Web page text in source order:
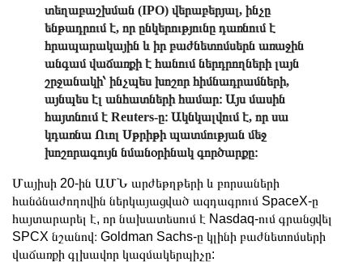
տեղաբաշխման (IPO) վերաբերյալ, ինչը
ենթադրում է, որ ընկերությունը դառնում է
հրապարակային և իր բաժնետոմսերն առաջին
անգամ վաճառքի է հանում ներդրողների լայն
շրջանակի՝ ինչպես խոշոր հիմնադրամների,
այնպես էլ անհատների համար։ Այս մասին
հայտնում է Reuters-ը։ Ակնկալվում է, որ սա
կդառնա Ուոլ Սթրիթի պատմության մեջ
խոշորագույն նմանօրինակ գործարքը։
Մայիսի 20-ին ԱՄՆ արժեթղթերի և բորսաների
հանձնաժողովին ներկայացված ազդագրում SpaceX-ը
հայտարարել է, որ նախատեսում է Nasdaq-ում գրանցվել
SPCX նշանով։ Goldman Sachs-ը կլինի բաժնետոմսերի
վաճառքի գլխավոր կազմակերպիչը: